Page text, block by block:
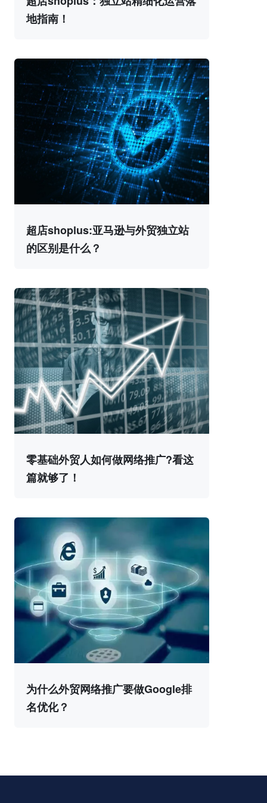
地指南！
超店shoplus:亚马逊与外贸独立站
的区别是什么？
零基础外贸人如何做网络推广?看这
篇就够了！
为什么外贸网络推广要做Google排
名优化？